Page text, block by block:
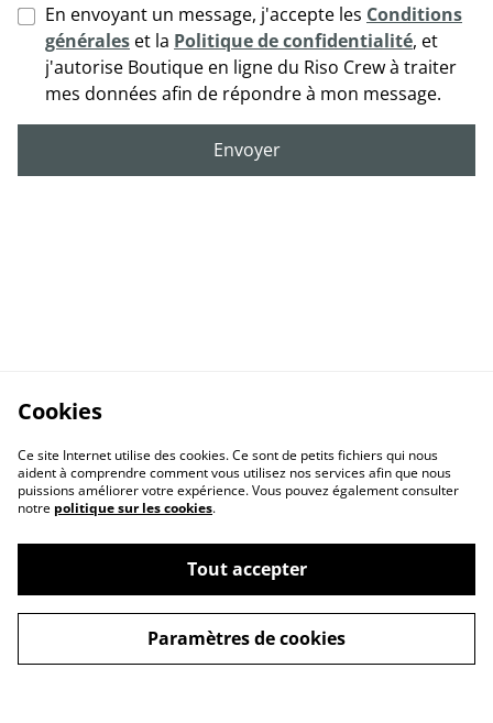
En envoyant un message, j'accepte les Conditions
générales et la Politique de confidentialité, et
j'autorise Boutique en ligne du Riso Crew à traiter
mes données afin de répondre à mon message.
Envoyer
Contactez-nous
Conditions
Politique de
confidentialité
Politique de cookies
Cookies
Ce site Internet utilise des cookies. Ce sont de petits fichiers qui nous
aident à comprendre comment vous utilisez nos services afin que nous
puissions améliorer votre expérience. Vous pouvez également consulter
notre politique sur les cookies.
Tout accepter
Paramètres de cookies